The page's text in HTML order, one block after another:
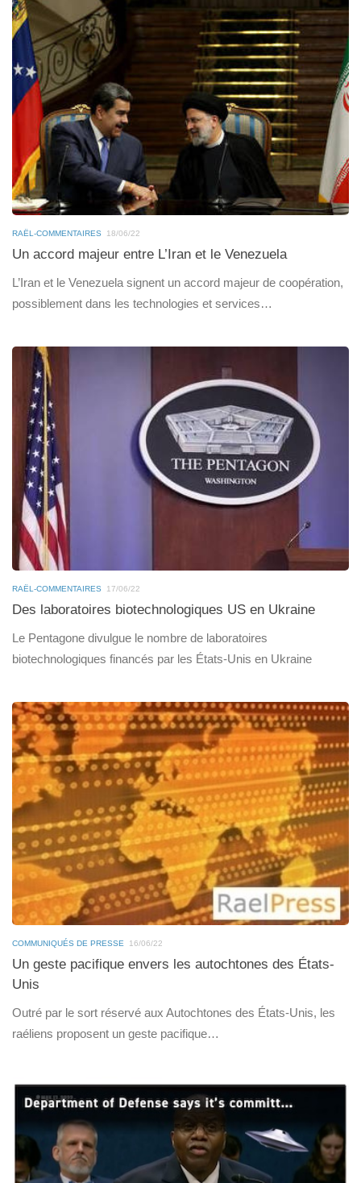
RAËL-COMMENTAIRES 18/06/22
Un accord majeur entre L’Iran et le Venezuela
L’Iran et le Venezuela signent un accord majeur de coopération,
possiblement dans les technologies et services…
RAËL-COMMENTAIRES 17/06/22
Des laboratoires biotechnologiques US en Ukraine
Le Pentagone divulgue le nombre de laboratoires
biotechnologiques financés par les États-Unis en Ukraine
COMMUNIQUÉS DE PRESSE 16/06/22
Un geste pacifique envers les autochtones des États-
Unis
Outré par le sort réservé aux Autochtones des États-Unis, les
raéliens proposent un geste pacifique…